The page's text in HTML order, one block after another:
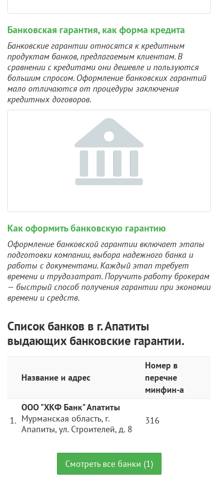
Банковская гарантия, как форма кредита
Банковские гарантии относятся к кредитным
продуктам банков, предлагаемым клиентам. В
сравнении с кредитами они дешевле и пользуются
большим спросом. Оформление банковских гарантий
мало отличаются от процедуры заключения
кредитных договоров.
Как оформить банковскую гарантию
Оформление банковской гарантии включает этапы
подготовки компании, выбора надежного банка и
работы с документами. Каждый этап требует
времени и трудозатрат. Поручить работу брокерам
— быстрый способ получения гарантии при экономии
времени и средств.
Список банков в г. Апатиты
выдающих банковские гарантии.
Название и адрес
Номер в
перечне
минфин-а
1.
ООО "ХКФ Банк" Апатиты
Мурманская область, г.
Апапиты, ул. Строителей, д. 8
316
Смотреть все банки (1)